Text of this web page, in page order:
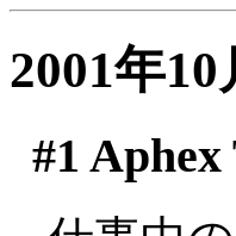
2001年
#1 Aphex